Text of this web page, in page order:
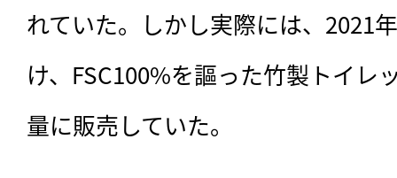
れていた。しかし実際には、2021
け、FSC100%を謳った竹製トイレ
量に販売していた。